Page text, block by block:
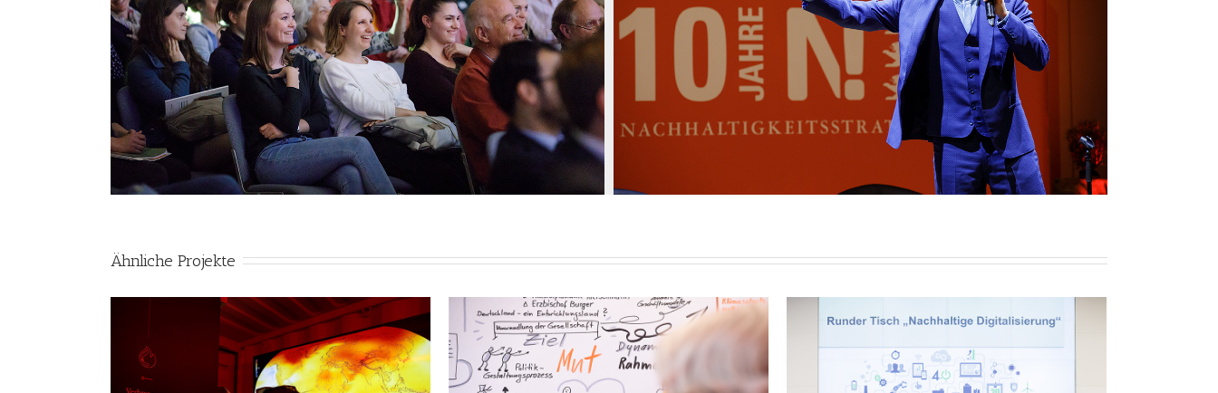
Ähnliche Projekte
Veranstaltungsreihe
Runder Tisch „Nachhaltige
Digitalisierung“